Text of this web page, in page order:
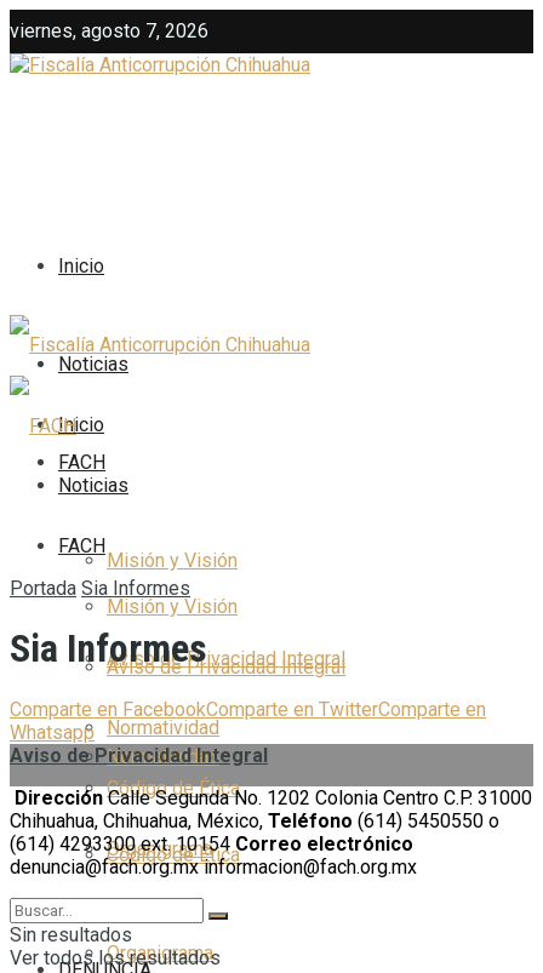
viernes, agosto 7, 2026
Inicio
Noticias
FACH
Misión y Visión
Aviso de Privacidad Integral
Normatividad
Código de Ética
Organigrama
Inicio
Noticias
FACH
Misión y Visión
Aviso de Privacidad Integral
Normatividad
Código de Ética
Organigrama
Delitos
Portada Sia Informes
Sia Informes
Comparte en FacebookComparte en TwitterComparte en
Whatsapp
Aviso de Privacidad Integral
DirecciónCalle Segunda No. 1202 Colonia Centro C.P. 31000
Chihuahua, Chihuahua, México, Teléfono (614) 5450550 o
(614) 4293300 ext. 10154 Correo electrónico
denuncia@fach.org.mx informacion@fach.org.mx
Sin resultados
Ver todos los resultados